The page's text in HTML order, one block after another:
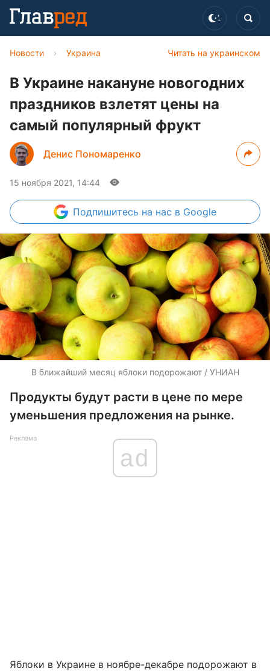
Читать на украинском
Новости › Украина
В Украине накануне новогодних
праздников взлетят цены на
самый популярный фрукт
Денис Пономаренко
15 ноября 2021, 14:44
Подпишитесь на нас в Google
В ближайший месяц яблоки подорожают / УНИАН
Продукты будут расти в цене по мере
уменьшения предложения на рынке.
Реклама
ad
Яблоки в Украине в ноябре-декабре подорожают в